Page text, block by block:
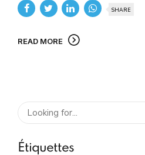
SHARE
READ MORE
Étiquettes